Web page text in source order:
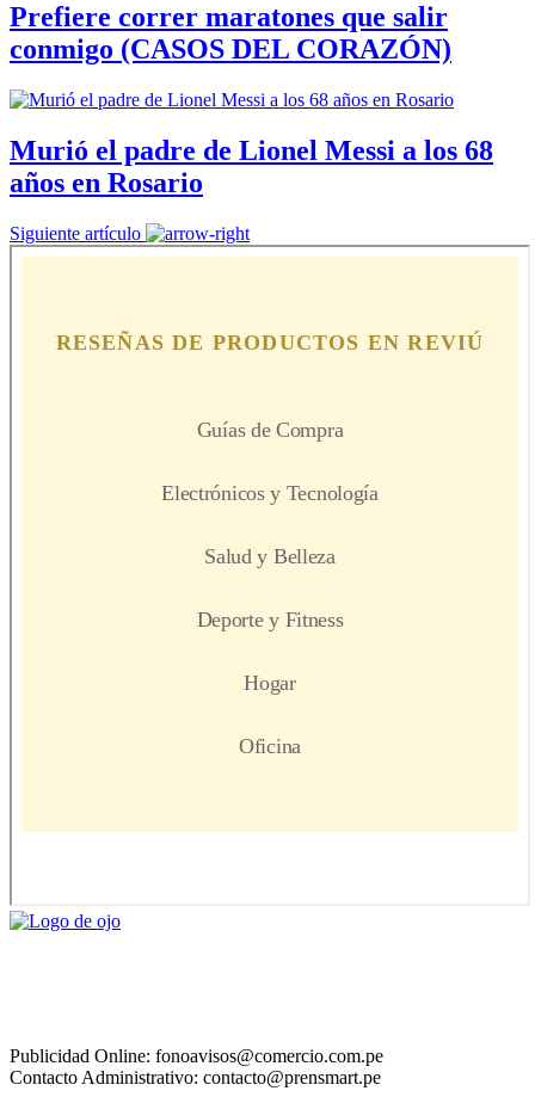
Prefiere correr maratones que salir
conmigo (CASOS DEL CORAZÓN)
Murió el padre de Lionel Messi a los 68
años en Rosario
Siguiente artículo
Publicidad Online: fonoavisos@comercio.com.pe
Contacto Administrativo: contacto@prensmart.pe